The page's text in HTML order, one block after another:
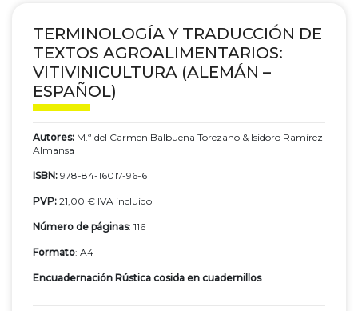
TERMINOLOGÍA Y TRADUCCIÓN DE
TEXTOS AGROALIMENTARIOS:
VITIVINICULTURA (ALEMÁN –
ESPAÑOL)
Autores: M.ª del Carmen Balbuena Torezano & Isidoro Ramírez
Almansa
ISBN: 978-84-16017-96-6
PVP: 21,00 € IVA incluido
Número de páginas: 116
Formato: A4
Encuadernación Rústica cosida en cuadernillos